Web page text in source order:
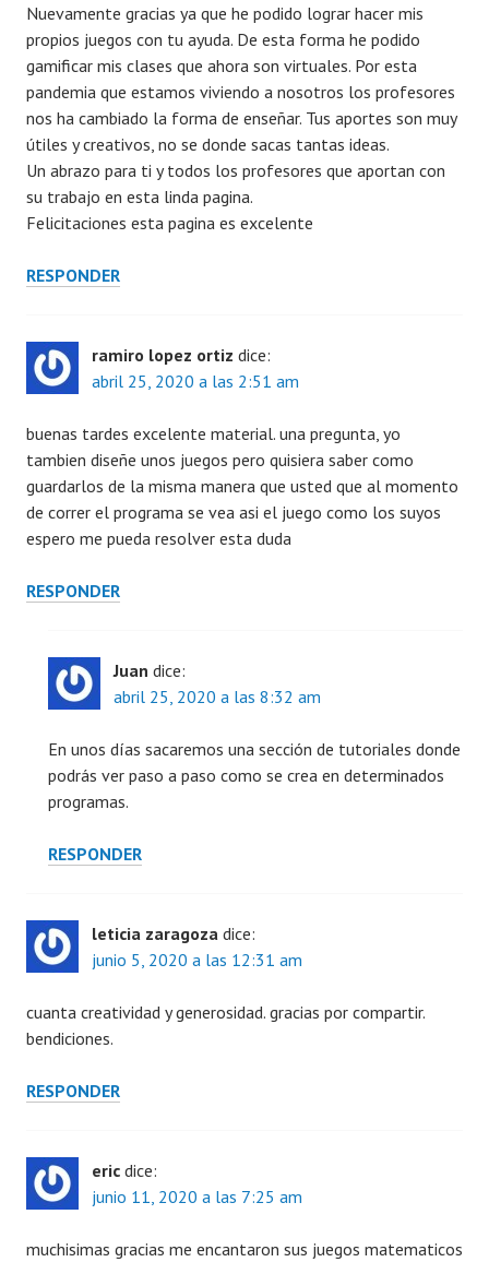
Nuevamente gracias ya que he podido lograr hacer mis
propios juegos con tu ayuda. De esta forma he podido
gamificar mis clases que ahora son virtuales. Por esta
pandemia que estamos viviendo a nosotros los profesores
nos ha cambiado la forma de enseñar. Tus aportes son muy
útiles y creativos, no se donde sacas tantas ideas.
Un abrazo para ti y todos los profesores que aportan con
su trabajo en esta linda pagina.
Felicitaciones esta pagina es excelente
RESPONDER
ramiro lopez ortiz dice:
abril 25, 2020 a las 2:51 am
buenas tardes excelente material. una pregunta, yo
tambien diseñe unos juegos pero quisiera saber como
guardarlos de la misma manera que usted que al momento
de correr el programa se vea asi el juego como los suyos
espero me pueda resolver esta duda
RESPONDER
Juan dice:
abril 25, 2020 a las 8:32 am
En unos días sacaremos una sección de tutoriales donde
podrás ver paso a paso como se crea en determinados
programas.
RESPONDER
leticia zaragoza dice:
junio 5, 2020 a las 12:31 am
cuanta creatividad y generosidad. gracias por compartir.
bendiciones.
RESPONDER
eric dice:
junio 11, 2020 a las 7:25 am
muchisimas gracias me encantaron sus juegos matematicos